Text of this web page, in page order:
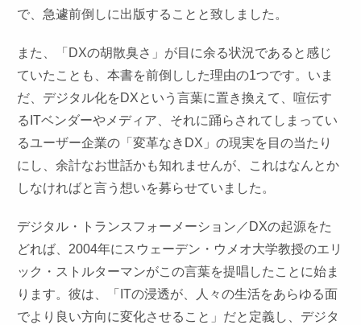
で、急遽前倒しに出版することと致しました。
また、「DXの胡散臭さ」が目に余る状況であると感じ
ていたことも、本書を前倒しした理由の1つです。いま
だ、デジタル化をDXという言葉に置き換えて、喧伝す
るITベンダーやメディア、それに踊らされてしまってい
るユーザー企業の「変革なきDX」の現実を目の当たり
にし、余計なお世話かも知れませんが、これはなんとか
しなければと言う想いを募らせていました。
デジタル・トランスフォーメーション／DXの起源をた
どれば、2004年にスウェーデン・ウメオ大学教授のエリ
ック・ストルターマンがこの言葉を提唱したことに始ま
ります。彼は、「ITの浸透が、人々の生活をあらゆる面
でより良い方向に変化させること」だと定義し、デジタ